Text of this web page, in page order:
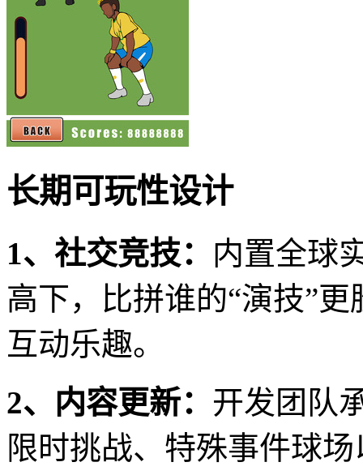
长期可玩性设计
1、社交竞技： 内置全球
高下，比拼谁的“演技”
互动乐趣。
2、内容更新： 开发团队
限时挑战、特殊事件球